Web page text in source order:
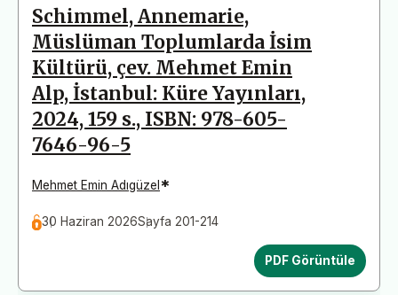
Schimmel, Annemarie,
Müslüman Toplumlarda İsim
Kültürü, çev. Mehmet Emin
Alp, İstanbul: Küre Yayınları,
2024, 159 s., ISBN: 978-605-
7646-96-5
Mehmet Emin Adıgüzel *
30 Haziran 2026Sayfa 201-214
PDF Görüntüle